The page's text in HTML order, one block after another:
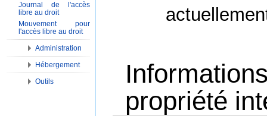
propriété
Journal de l'accès
libre au droit
Mouvement pour
l'accès libre au droit
Administration
Hébergement
Outils